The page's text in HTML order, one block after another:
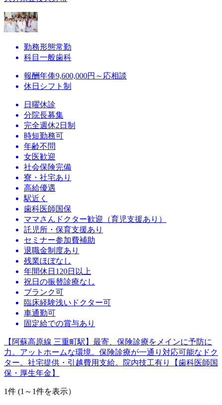
勤務形態常勤
科目 一般歯科
報酬年俸9,600,000円～応相談
休日 シフト制
日曜休診
分院長募集
完全週休2日制
時短勤務可
年齢不問
女医歓迎
社会保険完備
寮・社宅あり
高給優遇
駅近く
歯科医師国保
ママさんドクター歓迎（育児支援あり）
託児所・保育支援あり
セミナー参加費補助
退職金制度あり
残業ほぼなし
年間休日120日以上
祝日の振替診療なし
ブランク可
臨床経験浅いドクター可
車通勤可
固定給での賞与あり
【阿蘇高原線 三重町駅】最寄、保険診療をメインに予防に
力。アットホームな環境。保険診療が一通り対応可能なドク
ター。社宅提供・引越費用支給。院内技工有り【歯科医師国
保・厚生年金】
1件 (1～1件を表示）